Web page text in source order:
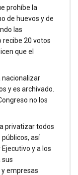
prohíbe la
de huevos y de
las
recibe 20 votos
que el
nacionalizar
y es archivado.
no los
privatizar todos
públicos, así
y a los
sus
empresas